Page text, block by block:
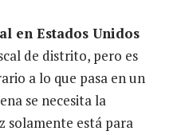
en Estados Unidos
de distrito, pero es
a lo que pasa en un
se necesita la
solamente está para